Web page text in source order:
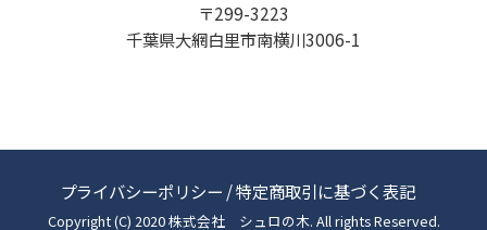
〒299-3223
千葉県大網白里市南横川3006-1
プライバシーポリシー /特定商取引に基づく表記
Copyright (C) 2020 株式会社 シュロの木. All rights Reserved.